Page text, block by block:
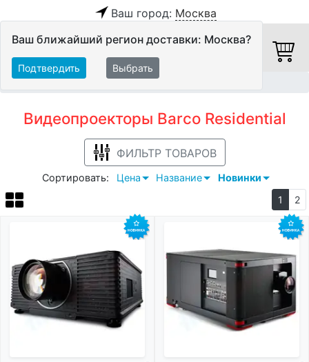
Ваш город: Москва
Ваш ближайший регион доставки: Москва?
Подтвердить Выбрать
Видеопроекторы Barco Residential
ФИЛЬТР ТОВАРОВ
Сортировать: Цена Название
Новинки
1
2